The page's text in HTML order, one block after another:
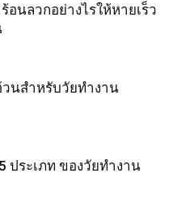
นลวกอย่างไรให้หายเร็ว
นสำหรับวัยทำงาน
ประเภท ของวัยทำงาน